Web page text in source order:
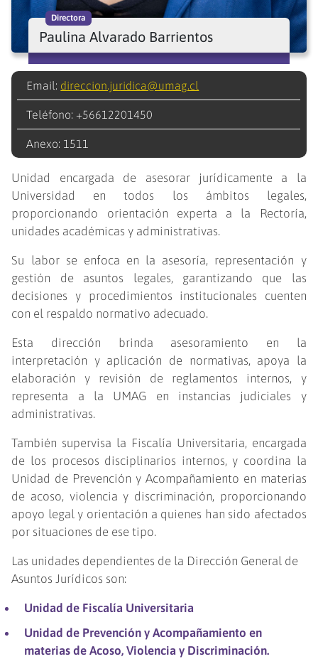
Directora
Paulina Alvarado Barrientos
Email: direccion.juridica@umag.cl
Teléfono: +56612201450
Anexo: 1511
Unidad encargada de asesorar jurídicamente a la
Universidad en todos los ámbitos legales,
proporcionando orientación experta a la Rectoría,
unidades académicas y administrativas.
Su labor se enfoca en la asesoría, representación y
gestión de asuntos legales, garantizando que las
decisiones y procedimientos institucionales cuenten
con el respaldo normativo adecuado.
Esta dirección brinda asesoramiento en la
interpretación y aplicación de normativas, apoya la
elaboración y revisión de reglamentos internos, y
representa a la UMAG en instancias judiciales y
administrativas.
También supervisa la Fiscalía Universitaria, encargada
de los procesos disciplinarios internos, y coordina la
Unidad de Prevención y Acompañamiento en materias
de acoso, violencia y discriminación, proporcionando
apoyo legal y orientación a quienes han sido afectados
por situaciones de ese tipo.
Las unidades dependientes de la Dirección General de
Asuntos Jurídicos son:
Unidad de Fiscalía Universitaria
Unidad de Prevención y Acompañamiento en
materias de Acoso, Violencia y Discriminación.